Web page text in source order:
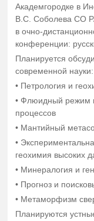
Академгородке в
В.С. Соболева СО
в очно-
конференции:
Планируется
современной науки:
• Петрология и
• Флюидный режим
процессов
• Мантийный
•
геохимия высоких
• Минералогия и
• Прогноз и
• Метаморфизм
Планируются